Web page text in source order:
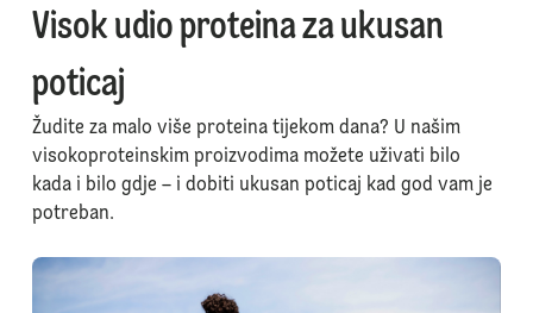
Visok udio proteina za ukusan
poticaj
Žudite za malo više proteina tijekom dana? U našim
visokoproteinskim proizvodima možete uživati bilo
kada i bilo gdje – i dobiti ukusan poticaj kad god vam je
potreban.